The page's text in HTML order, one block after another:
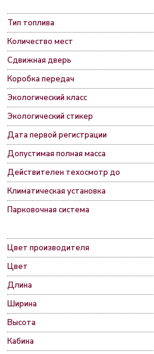
Тип топлива
Количество мест
Сдвижная дверь
Коробка передач
Экологический класс
Экологический стикер
Дата первой регистрации
Допустимая полная масса
Действителен техосмотр до
Климатическая установка
Парковочная система
Цвет производителя
Цвет
Длина
Ширина
Высота
Кабина